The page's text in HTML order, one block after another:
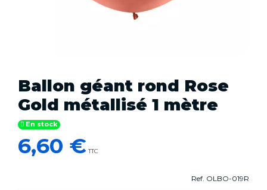
Ballon géant rond Rose
Gold métallisé 1 mètre
En stock
6,60 € TTC
Ref. OLBO-019R